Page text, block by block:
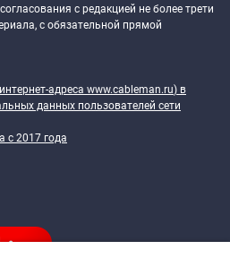
с редакцией не более трети
с обязательной прямой
адреса www.cableman.ru) в
данных пользователей сети
c 2017 года